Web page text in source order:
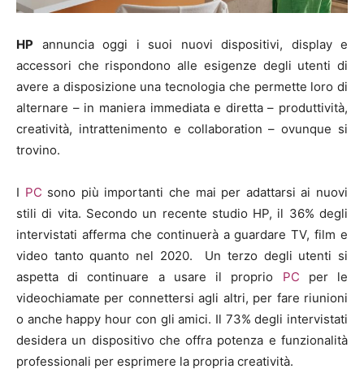
HP annuncia oggi i suoi nuovi dispositivi, display e
accessori che rispondono alle esigenze degli utenti di
avere a disposizione una tecnologia che permette loro di
alternare – in maniera immediata e diretta – produttività,
creatività, intrattenimento e collaboration – ovunque si
trovino.
I PC sono più importanti che mai per adattarsi ai nuovi
stili di vita. Secondo un recente studio HP, il 36% degli
intervistati afferma che continuerà a guardare TV, film e
video tanto quanto nel 2020. Un terzo degli utenti si
aspetta di continuare a usare il proprio PC per le
videochiamate per connettersi agli altri, per fare riunioni
o anche happy hour con gli amici. Il 73% degli intervistati
desidera un dispositivo che offra potenza e funzionalità
professionali per esprimere la propria creatività.